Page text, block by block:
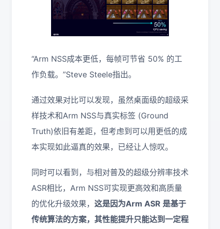
“Arm NSS成本更低，每帧可节省 50% 的工
作负载。”Steve Steele指出。
通过效果对比可以发现，虽然桌面级的超级采
样技术和Arm NSS与真实标签 (Ground
Truth)依旧有差距，但考虑到可以用更低的成
本实现如此逼真的效果，已经让人惊叹。
同时可以看到，与相对普及的超级分辨率技术
ASR相比，Arm NSS可实现更高效和高质量
的优化升级效果， 这是因为Arm ASR 是基于
传统算法的方案，其性能提升只能达到一定程